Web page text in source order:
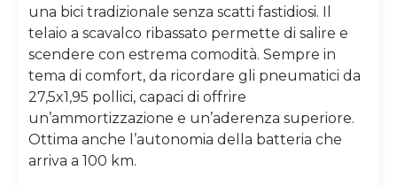
una bici tradizionale senza scatti fastidiosi. Il
telaio a scavalco ribassato permette di salire e
scendere con estrema comodità. Sempre in
tema di comfort, da ricordare gli pneumatici da
27,5x1,95 pollici, capaci di offrire
un’ammortizzazione e un’aderenza superiore.
Ottima anche l’autonomia della batteria che
arriva a 100 km.